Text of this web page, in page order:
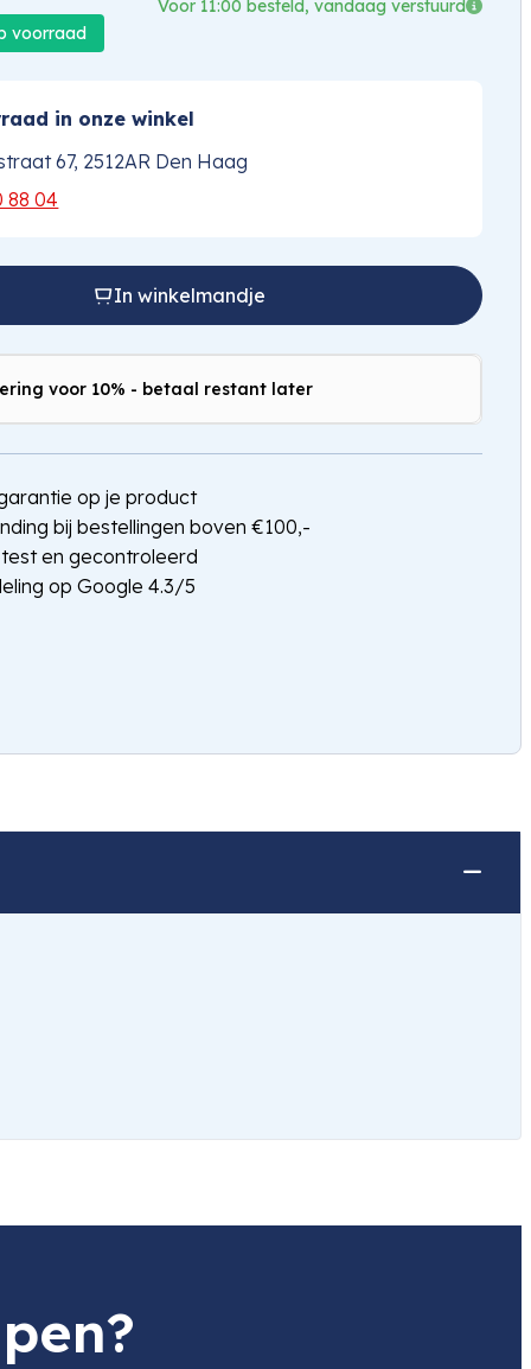
Voor 11:00 besteld, vandaag verstuurd
voorraad
in onze winkel
67, 2512AR Den Haag
88 04
In winkelmandje
voor 10% - betaal restant later
op je product
bij bestellingen boven €100,-
en gecontroleerd
op Google 4.3/5